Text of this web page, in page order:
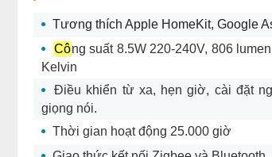
Tương thích Apple HomeKit, Google
Công suất 8.5W 220-240V, 806
Kelvin
Điều khiển từ xa, hẹn giờ, cài đặt
giọng nói.
Thời gian hoạt động 25.000 giờ